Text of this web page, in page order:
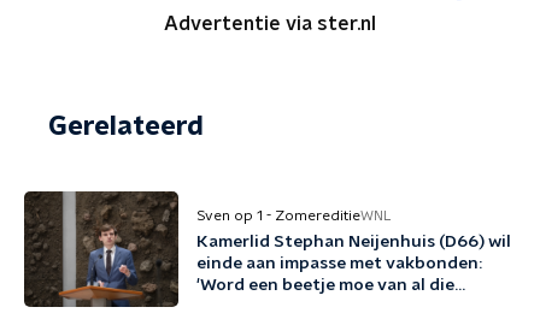
Advertentie via ster.nl
Gerelateerd
Sven op 1 - ZomereditieWNL
Kamerlid Stephan Neijenhuis (D66) wil
einde aan impasse met vakbonden:
'Word een beetje moe van al die